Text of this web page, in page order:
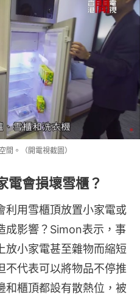
間。（開電視截圖）
電會損壞雪櫃？
利用雪櫃頂放置小家電或
成影響？Simon表示，事
放小家電甚至雜物而縮短
不代表可以將物品不停推
和櫃頂都設有散熱位，被